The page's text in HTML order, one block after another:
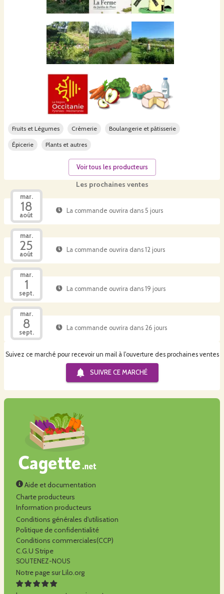
Les prochaines ventes
mar.
18
août
La commande ouvrira dans 5 jours
mar.
25
août
La commande ouvrira dans 12 jours
mar.
1
sept.
La commande ouvrira dans 19 jours
mar.
8
sept.
La commande ouvrira dans 26 jours
Suivez ce marché pour recevoir un mail à l'ouverture des prochaines ventes
SUIVRE CE MARCHÉ
Fruits et Légumes Crèmerie Boulangerie et pâtisserie
Épicerie Plants et autres
Voir tous les producteurs
Aide et documentation
Charte producteurs
Information producteurs
Conditions générales d'utilisation
Politique de confidentialité
Conditions commerciales(CCP)
C.G.U Stripe
SOUTENEZ-NOUS
Notre page sur Lilo.org